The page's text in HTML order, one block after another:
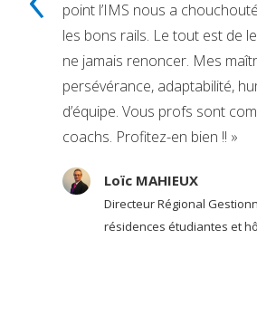
point l’IMS nous a
les bons rails. Le tout est de
ne jamais renoncer. Mes
persévérance, adaptabilité,
d’équipe. Vous profs sont
coachs. Profitez-en bien !! »
Loïc MAHIEUX
Directeur Régional
résidences étudiantes et